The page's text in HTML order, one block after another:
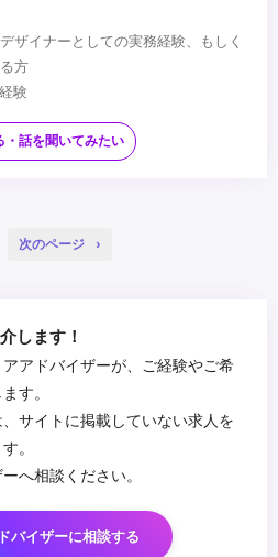
ザイナーとしての実務経験、もしく
方
験
Cinema4D
・話を聞いてみたい
次のページ
します！
アドバイザーが、ご経験やご希
す。
サイトに掲載していない求人を
。
へ相談ください。
バイザーに相談する